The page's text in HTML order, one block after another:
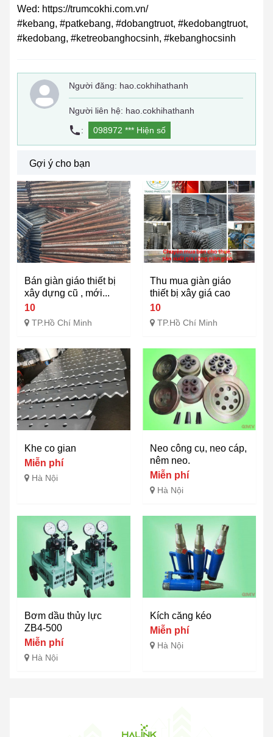
Wed: https://trumcokhi.com.vn/
#kebang, #patkebang, #dobangtruot, #kedobangtruot,
#kedobang, #ketreobanghocsinh, #kebanghocsinh
Người đăng: hao.cokhihathanh
Người liên hệ: hao.cokhihathanh
:
098972 *** Hiện số
Gợi ý cho bạn
Bán giàn giáo thiết bị
xây dựng cũ , mới...
10
TP.Hồ Chí Minh
Thu mua giàn giáo
thiết bị xây giá cao
10
TP.Hồ Chí Minh
Khe co gian
Miễn phí
Hà Nội
Neo công cụ, neo cáp,
nêm neo.
Miễn phí
Hà Nội
Bơm dầu thủy lực
ZB4-500
Miễn phí
Hà Nội
Kích căng kéo
Miễn phí
Hà Nội